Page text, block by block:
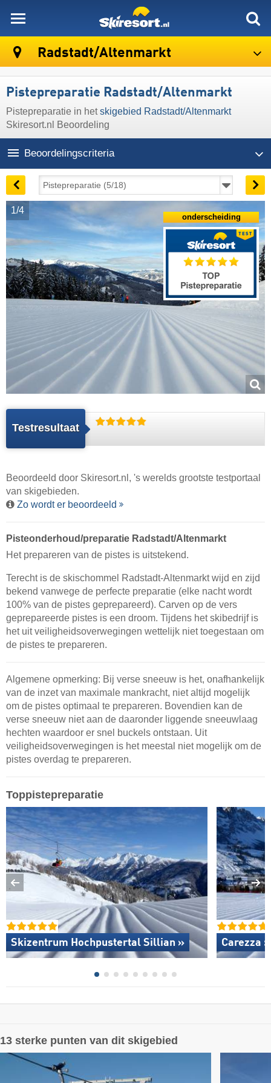
Radstadt/​Altenmarkt
Pistepreparatie Radstadt/​Altenmarkt
Pistepreparatie in hetskigebied Radstadt/​Altenmarkt
Skiresort.nl Beoordeling
Beoordelingscriteria
1/4
Testresultaat
onderscheiding
Beoordeeld door Skiresort.nl , 's werelds grootste testportaal
van skigebieden.
Zo wordt er beoordeeld
Pisteonderhoud/preparatie Radstadt/​Altenmarkt
Het prepareren van de pistes is uitstekend.
Terecht is de skischommel Radstadt-Altenmarkt wijd en zijd
bekend vanwege de perfecte preparatie (elke nacht wordt
100% van de pistes geprepareerd). Carven op de vers
geprepareerde pistes is een droom. Tijdens het skibedrijf is
het uit veiligheidsoverwegingen wettelijk niet toegestaan om
de pistes te prepareren.
Algemene opmerking: Bij verse sneeuw is het, onafhankelijk
van de inzet van maximale mankracht, niet altijd mogelijk
om de pistes optimaal te prepareren. Bovendien kan de
verse sneeuw niet aan de daaronder liggende sneeuwlaag
hechten waardoor er snel buckels ontstaan. Uit
veiligheidsoverwegingen is het meestal niet mogelijk om de
pistes overdag te prepareren.
Toppistepreparatie
Skizentrum Hochpustertal Sillian » Carezza »
13 sterke punten van dit skigebied